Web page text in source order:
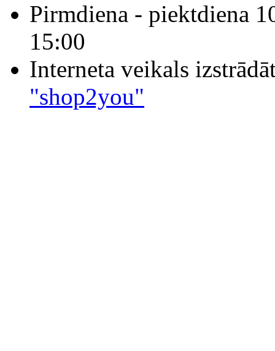
Pirmdiena - piektdiena
15:00
Interneta veikals
"shop2you"